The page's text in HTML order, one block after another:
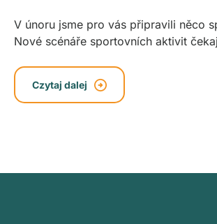
V únoru jsme pro vás připravili něco
Nové scénáře sportovních aktivit
Czytaj dalej